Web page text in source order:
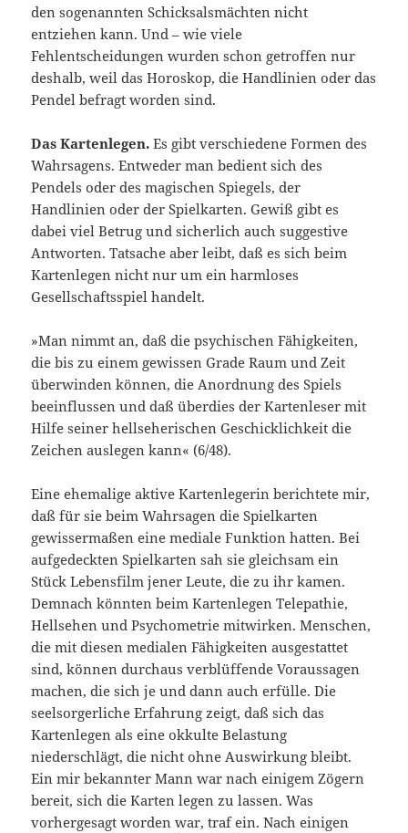
den sogenannten Schicksalsmächten nicht
entziehen kann. Und – wie viele
Fehlentscheidungen wurden schon getroffen nur
deshalb, weil das Horoskop, die Handlinien oder das
Pendel befragt worden sind.
Das Kartenlegen. Es gibt verschiedene Formen des
Wahrsagens. Entweder man bedient sich des
Pendels oder des magischen Spiegels, der
Handlinien oder der Spielkarten. Gewiß gibt es
dabei viel Betrug und sicherlich auch suggestive
Antworten. Tatsache aber leibt, daß es sich beim
Kartenlegen nicht nur um ein harmloses
Gesellschaftsspiel handelt.
»Man nimmt an, daß die psychischen Fähigkeiten,
die bis zu einem gewissen Grade Raum und Zeit
überwinden können, die Anordnung des Spiels
beeinflussen und daß überdies der Kartenleser mit
Hilfe seiner hellseherischen Geschicklichkeit die
Zeichen auslegen kann« (6/48).
Eine ehemalige aktive Kartenlegerin berichtete mir,
daß für sie beim Wahrsagen die Spielkarten
gewissermaßen eine mediale Funktion hatten. Bei
aufgedeckten Spielkarten sah sie gleichsam ein
Stück Lebensfilm jener Leute, die zu ihr kamen.
Demnach könnten beim Kartenlegen Telepathie,
Hellsehen und Psychometrie mitwirken. Menschen,
die mit diesen medialen Fähigkeiten ausgestattet
sind, können durchaus verblüffende Voraussagen
machen, die sich je und dann auch erfülle. Die
seelsorgerliche Erfahrung zeigt, daß sich das
Kartenlegen als eine okkulte Belastung
niederschlägt, die nicht ohne Auswirkung bleibt.
Ein mir bekannter Mann war nach einigem Zögern
bereit, sich die Karten legen zu lassen. Was
vorhergesagt worden war, traf ein. Nach einigen